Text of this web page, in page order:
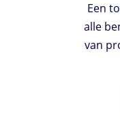
Een
alle
van